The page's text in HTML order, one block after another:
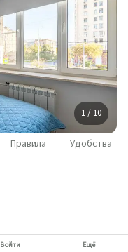
1 / 10
Правила Удобства
Войти Ещё